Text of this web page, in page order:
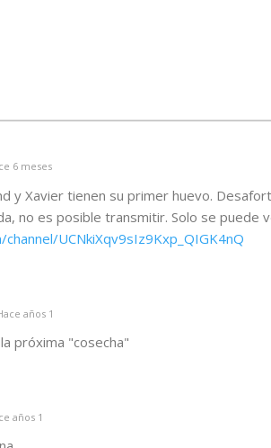
6 meses
y Xavier tienen su primer huevo.
no es posible transmitir. Solo se puede
UCNkiXqv9sIz9Kxp_QIGK4nQ
años 1
próxima "cosecha"
años 1